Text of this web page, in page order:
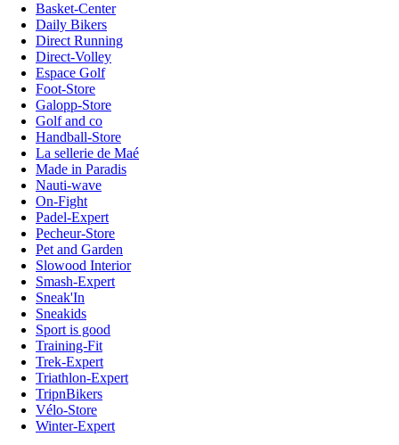
Basket-Center
Daily Bikers
Direct Running
Direct-Volley
Espace Golf
Foot-Store
Galopp-Store
Golf and co
Handball-Store
La sellerie de Maé
Made in Paradis
Nauti-wave
On-Fight
Padel-Expert
Pecheur-Store
Pet and Garden
Slowood Interior
Smash-Expert
Sneak'In
Sneakids
Sport is good
Training-Fit
Trek-Expert
Triathlon-Expert
TripnBikers
Vélo-Store
Winter-Expert